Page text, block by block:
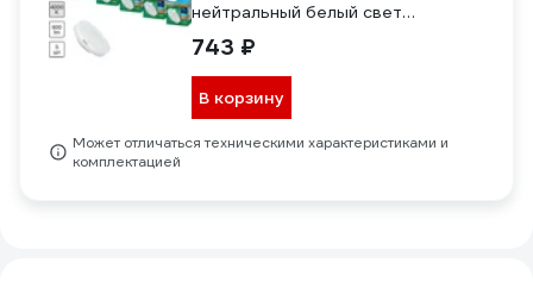
нейтральный белый свет
4099854320941
743 ₽
В корзину
Может отличаться техническими характеристиками и
комплектацией